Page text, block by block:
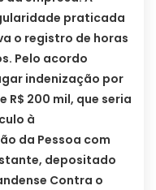
praticada
o registro de horas
Pelo acordo
indenização por
200 mil, que seria
à
da Pessoa com
depositado
Contra o